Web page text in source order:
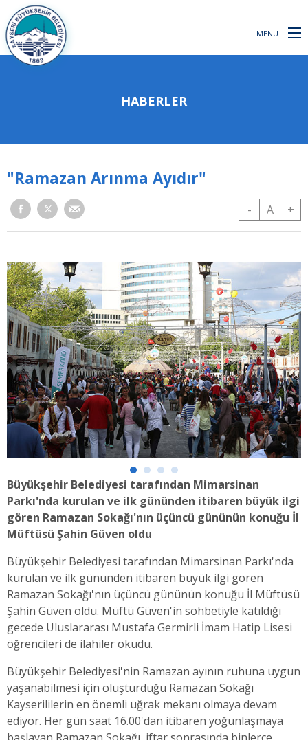
MENÜ
HABERLER
"Ramazan Arınma Ayıdır"
- A +
Büyükşehir Belediyesi tarafından Mimarsinan
Parkı'nda kurulan ve ilk gününden itibaren büyük ilgi
gören Ramazan Sokağı'nın üçüncü gününün konuğu İl
Müftüsü Şahin Güven oldu
Büyükşehir Belediyesi tarafından Mimarsinan Parkı'nda
kurulan ve ilk gününden itibaren büyük ilgi gören
Ramazan Sokağı'nın üçüncü gününün konuğu İl Müftüsü
Şahin Güven oldu. Müftü Güven'in sohbetiyle katıldığı
gecede Uluslararası Mustafa Germirli İmam Hatip Lisesi
öğrencileri de ilahiler okudu.
Büyükşehir Belediyesi'nin Ramazan ayının ruhuna uygun
yaşanabilmesi için oluşturduğu Ramazan Sokağı
Kayserililerin en önemli uğrak mekanı olmaya devam
ediyor. Her gün saat 16.00'dan itibaren yoğunlaşmaya